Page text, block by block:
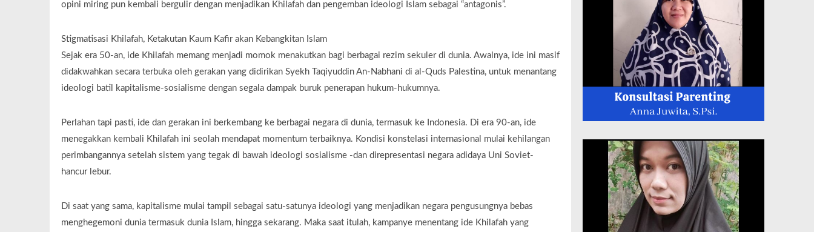
opini miring pun kembali bergulir dengan menjadikan Khilafah dan pengemban ideologi Islam sebagai “antagonis”.
Stigmatisasi Khilafah, Ketakutan Kaum Kafir akan Kebangkitan Islam
Sejak era 50-an, ide Khilafah memang menjadi momok menakutkan bagi berbagai rezim sekuler di dunia. Awalnya, ide ini masif
didakwahkan secara terbuka oleh gerakan yang didirikan Syekh Taqiyuddin An-Nabhani di al-Quds Palestina, untuk menantang
ideologi batil kapitalisme-sosialisme dengan segala dampak buruk penerapan hukum-hukumnya.
Perlahan tapi pasti, ide dan gerakan ini berkembang ke berbagai negara di dunia, termasuk ke Indonesia. Di era 90-an, ide
menegakkan kembali Khilafah ini seolah mendapat momentum terbaiknya. Kondisi konstelasi internasional mulai kehilangan
perimbangannya setelah sistem yang tegak di bawah ideologi sosialisme -dan direpresentasi negara adidaya Uni Soviet-
hancur lebur.
Di saat yang sama, kapitalisme mulai tampil sebagai satu-satunya ideologi yang menjadikan negara pengusungnya bebas
menghegemoni dunia termasuk dunia Islam, hingga sekarang. Maka saat itulah, kampanye menentang ide Khilafah yang